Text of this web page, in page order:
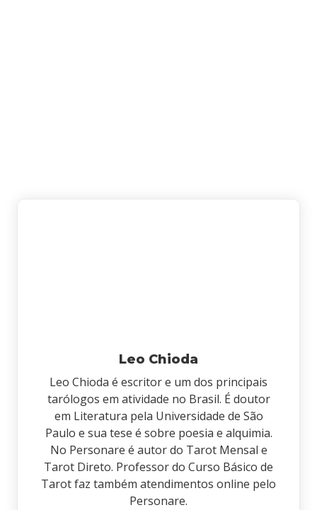
Leo Chioda
Leo Chioda é escritor e um dos principais
tarólogos em atividade no Brasil. É doutor
em Literatura pela Universidade de São
Paulo e sua tese é sobre poesia e alquimia.
No Personare é autor do Tarot Mensal e
Tarot Direto. Professor do Curso Básico de
Tarot faz também atendimentos online pelo
Personare.